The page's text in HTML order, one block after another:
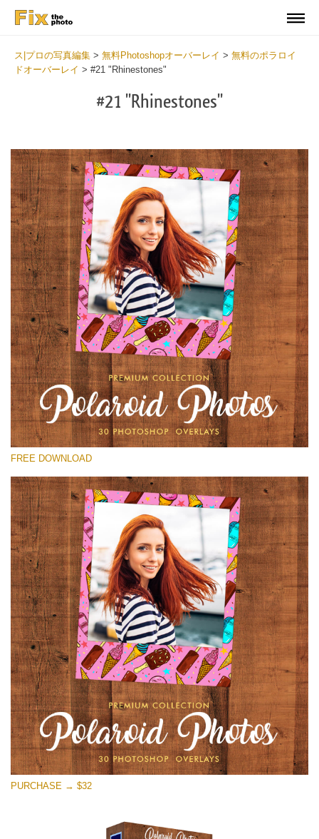
ス|プロの写真編集 > 無料Photoshopオーバーレイ > 無料のポラロイ
ドオーバーレイ > #21 "Rhinestones"
#21 "Rhinestones"
選んでください
Free Polaroid Overlay #21
Small 800*1027px
Polaroid Photos
(30 Overlays)
4 Seasons (411 Overlays)
Large 6000*4000px
Entire Collection
(1783 Overlays)
Large 6000*4000px
無料ダウンロード
FREE DOWNLOAD
PURCHASE → $32